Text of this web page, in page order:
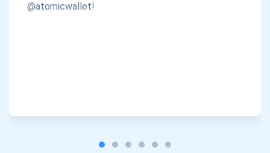
@atomicwallet!